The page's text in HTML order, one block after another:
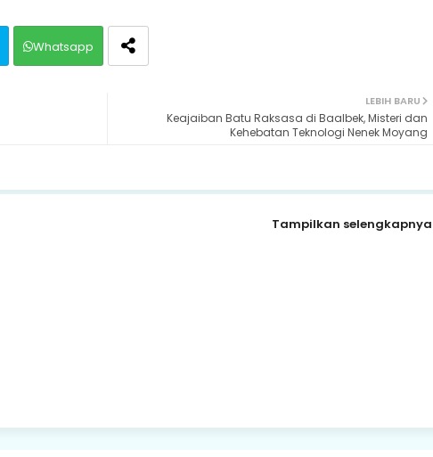
Whatsapp
LEBIH BARU
Keajaiban Batu Raksasa di Baalbek, Misteri dan
Kehebatan Teknologi Nenek Moyang
Tampilkan selengkapnya